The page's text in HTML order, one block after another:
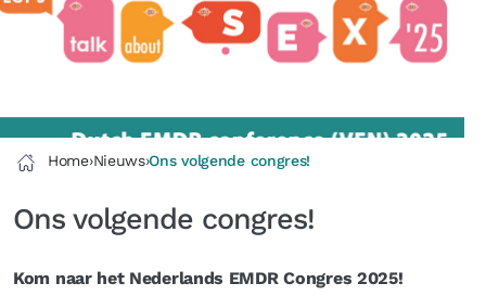
Home›Nieuws›Ons volgende congres!
Ons volgende congres!
Kom naar het Nederlands EMDR Congres 2025!